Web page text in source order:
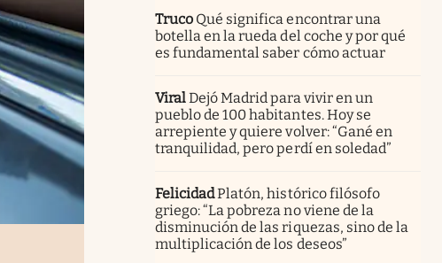
Truco Qué significa encontrar una
botella en la rueda del coche y por qué
es fundamental saber cómo actuar
ViralDejó Madrid para vivir en un
pueblo de 100 habitantes. Hoy se
arrepiente y quiere volver: “Gané en
tranquilidad, pero perdí en soledad”
FelicidadPlatón, histórico filósofo
griego: “La pobreza no viene de la
disminución de las riquezas, sino de la
multiplicación de los deseos”